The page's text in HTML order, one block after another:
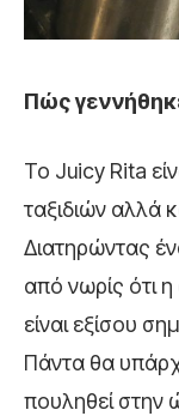
Πώς
Το Juicy Rita
ταξιδιών αλλά
Διατηρώντας
από νωρίς ότι
είναι εξίσου
Πάντα θα
πουληθεί στην